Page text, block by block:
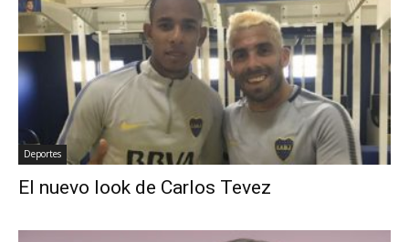
Deportes
El nuevo look de Carlos Tevez